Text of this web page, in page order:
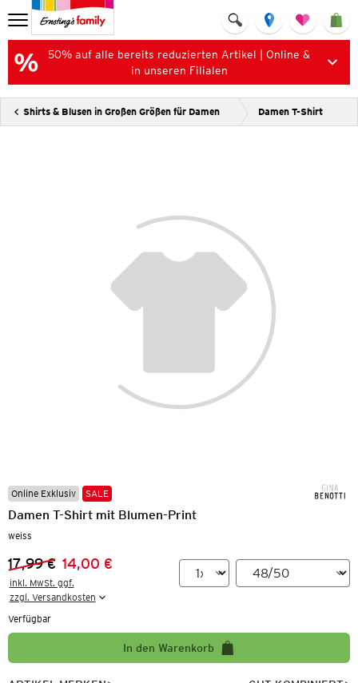
50% auf alle bereits reduzierten Artikel | Online &
in unseren Filialen
Shirts & Blusen in Großen Größen für Damen Damen T-Shirt
Online Exklusiv SALE
Damen T-Shirt mit Blumen-Print
weiss
Vorheriger Preis:
17,99 €
Neuer Preis:
14,00 €
inkl. MwSt. ggf.
zzgl. Versandkosten
Verfügbar
In den Warenkorb